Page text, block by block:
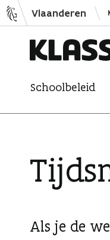
N
a
h
Vlaanderen
l
e
Schoolbeleid
Als je de